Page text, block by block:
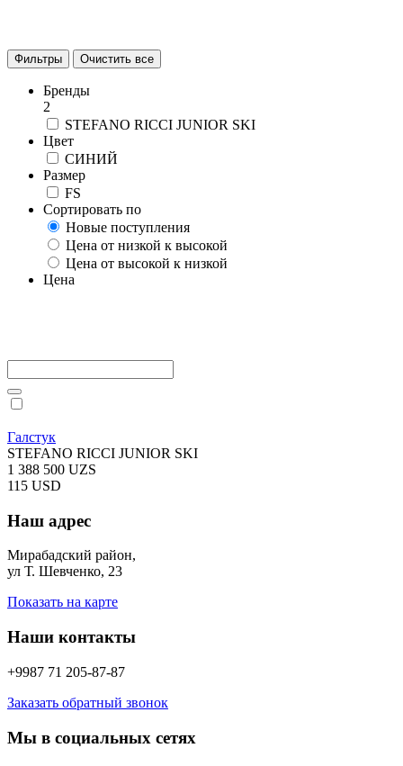
Фильтры Очистить все
Бренды
2
STEFANO RICCI JUNIOR SKI
Цвет
СИНИЙ
Размер
FS
Сортировать по
Новые поступления
Цена от низкой к высокой
Цена от высокой к низкой
Цена
Галстук
STEFANO RICCI JUNIOR SKI
1 388 500 UZS
115 USD
Наш адрес
Мирабадский район,
ул Т. Шевченко, 23
Показать на карте
Наши контакты
+9987 71 205-87-87
Заказать обратный звонок
Мы в социальных сетях